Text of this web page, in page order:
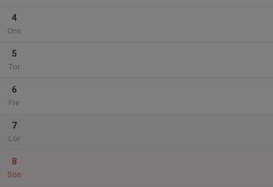
4
Ons
5
Tor
6
Fre
7
Lör
8
Sön